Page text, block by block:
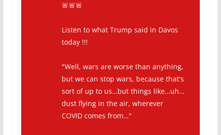
🚨🚨🚨
Listen to what Trump said in Davos
today !!!
"Well, wars are worse than anything,
but we can stop wars, because that's
sort of up to us…but things like…uh…
dust flying in the air, wherever
COVID comes from…"